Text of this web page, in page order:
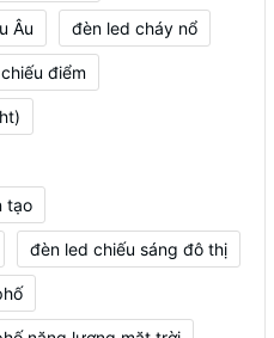
Âu đèn led cháy nổ
điểm
tạo
đèn led chiếu sáng đô thị